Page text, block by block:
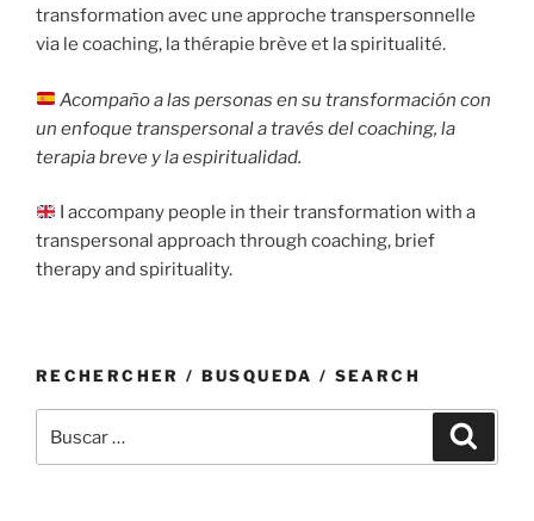
transformation avec une approche transpersonnelle
via le coaching, la thérapie brève et la spiritualité.
Acompaño a las personas en su transformación con
un enfoque transpersonal a través del coaching, la
terapia breve y la espiritualidad.
I accompany people in their transformation with a
transpersonal approach through coaching, brief
therapy and spirituality.
RECHERCHER / BUSQUEDA / SEARCH
por: